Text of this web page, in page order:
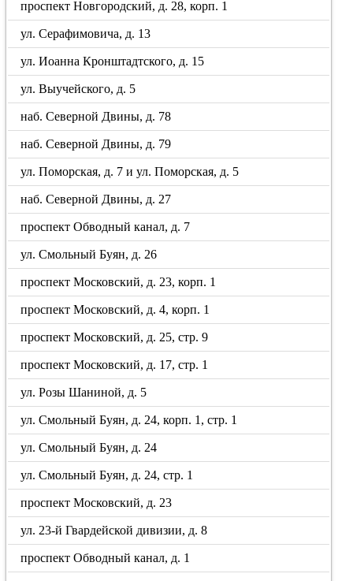
проспект Новгородский, д. 28, корп. 1
ул. Серафимовича, д. 13
ул. Иоанна Кронштадтского, д. 15
ул. Выучейского, д. 5
наб. Северной Двины, д. 78
наб. Северной Двины, д. 79
ул. Поморская, д. 7 и ул. Поморская, д. 5
наб. Северной Двины, д. 27
проспект Обводный канал, д. 7
ул. Смольный Буян, д. 26
проспект Московский, д. 23, корп. 1
проспект Московский, д. 4, корп. 1
проспект Московский, д. 25, стр. 9
проспект Московский, д. 17, стр. 1
ул. Розы Шаниной, д. 5
ул. Смольный Буян, д. 24, корп. 1, стр. 1
ул. Смольный Буян, д. 24
ул. Смольный Буян, д. 24, стр. 1
проспект Московский, д. 23
ул. 23-й Гвардейской дивизии, д. 8
проспект Обводный канал, д. 1